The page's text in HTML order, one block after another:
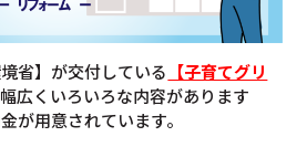
省】が交付している 【子育てグリ
広くいろいろな内容があります
が用意されています。